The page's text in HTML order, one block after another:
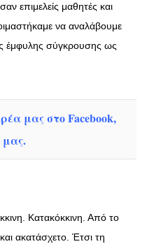
επιμελείς μαθητές και
να αναλάβουμε
έμφυλης σύγκρουσης ως
μας στο Facebook,
μας.
Κατακόκκινη. Από το
ακατάσχετο. Έτσι τη